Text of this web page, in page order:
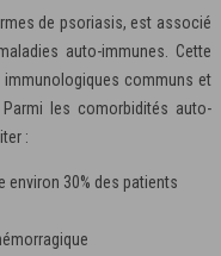
de psoriasis, est associé
auto-immunes. Cette
communs et
les comorbidités auto-
:
environ 30% des patients